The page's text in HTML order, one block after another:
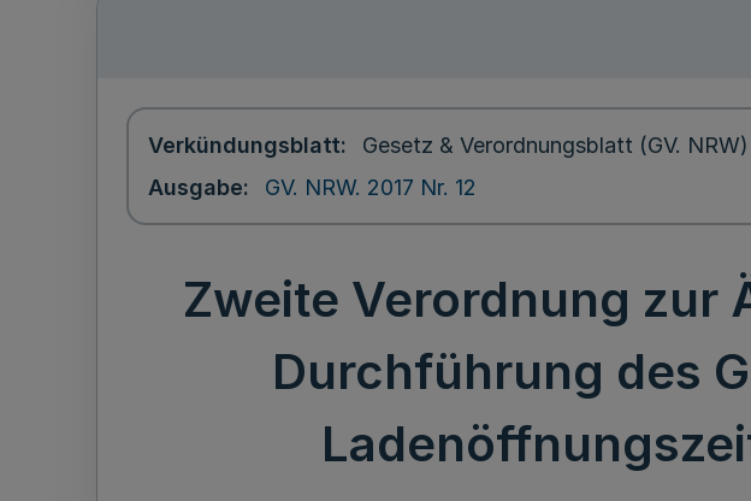
Verkündungsblatt
Gesetz & Verordnungsblatt (GV. NRW)
Ausgabe
GV. NRW. 2017 Nr. 12
Zweite Verordnung zur
Durchführung des